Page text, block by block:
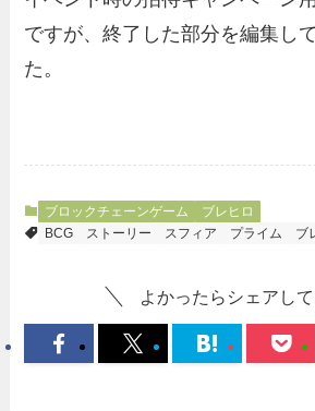
ですが、終了した部分を編集し
た。
ブロックチェーンゲーム
ブレヒロ
BCG
ストーリー スフィア プライム ブ
よかったらシェアして